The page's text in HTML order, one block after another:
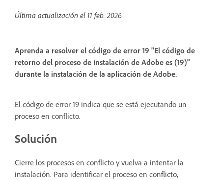
Última actualización el 11 feb. 2026
Aprenda a resolver el código de error 19 "El código de
retorno del proceso de instalación de Adobe es (19)"
durante la instalación de la aplicación de Adobe.
El código de error 19 indica que se está ejecutando un
proceso en conflicto.
Solución
Cierre los procesos en conflicto y vuelva a intentar la
instalación. Para identificar el proceso en conflicto,